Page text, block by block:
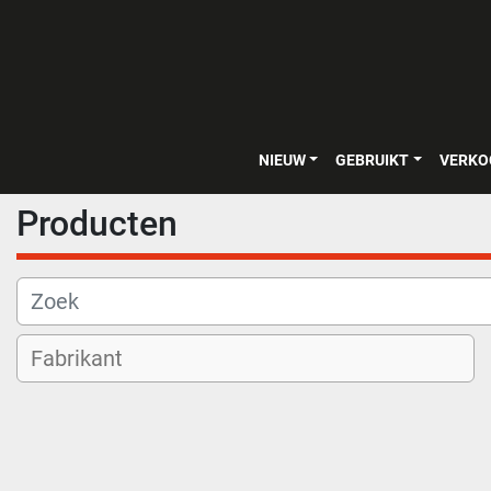
NIEUW GEBRUIKT
Producten